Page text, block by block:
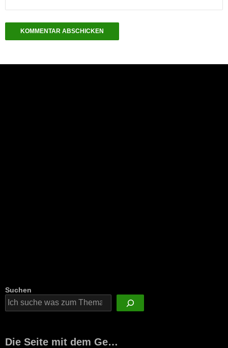
Suchen
Die Seite mit dem Ge…